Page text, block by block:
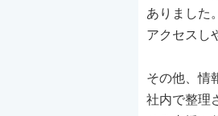
ありました
アクセスし
その他、情
社内で整理